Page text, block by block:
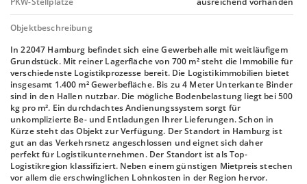
Objektbeschreibung
In 22047 Hamburg befindet sich eine Gewerbehalle mit weitläufigem
Grundstück. Mit reiner Lagerfläche von 700 m² steht die Immobilie für
verschiedenste Logistikprozesse bereit. Die Logistikimmobilien bietet
insgesamt 1.400 m² Gewerbefläche. Bis zu 4 Meter Unterkante Binder
sind in den Hallen nutzbar. Die mögliche Bodenbelastung liegt bei 500
kg pro m². Ein durchdachtes Andienungssystem sorgt für
unkomplizierte Be- und Entladungen Ihrer Lieferungen. Schon in
Kürze steht das Objekt zur Verfügung. Der Standort in Hamburg ist
gut an das Verkehrsnetz angeschlossen und eignet sich daher
perfekt für Logistikunternehmen. Der Standort ist als Top-
Logistikregion klassifiziert. Neben einem günstigen Mietpreis stechen
vor allem die erschwinglichen Lohnkosten in der Region hervor.